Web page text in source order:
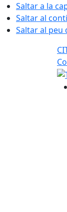
Saltar a la
Saltar al
Saltar al peu